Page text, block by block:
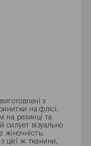
з
на флісі.
на резинці та
візуально
жіночність.
цієї ж тканини,